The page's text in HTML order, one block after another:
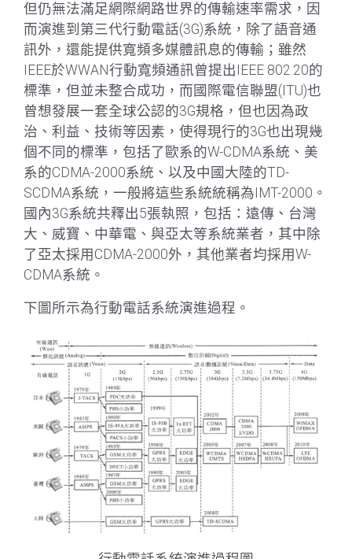
但仍無法滿足網際網路世界的傳輸速率需求，因
而演進到第三代行動電話(3G)系統，除了語音通
訊外，還能提供寬頻多媒體訊息的傳輸；雖然
IEEE於WWAN行動寬頻通訊曾提出IEEE 802.20的
標準，但並未整合成功，而國際電信聯盟(ITU)也
曾想發展一套全球公認的3G規格，但也因為政
治、利益、技術等因素，使得現行的3G也出現幾
個不同的標準，包括了歐系的W-CDMA系統、美
系的CDMA-2000系統、以及中國大陸的TD-
SCDMA系統，一般將這些系統統稱為IMT-2000。
國內3G系統共釋出5張執照，包括：遠傳、台灣
大、威寶、中華電、與亞太等系統業者，其中除
了亞太採用CDMA-2000外，其他業者均採用W-
CDMA系統。
下圖所示為行動電話系統演進過程。